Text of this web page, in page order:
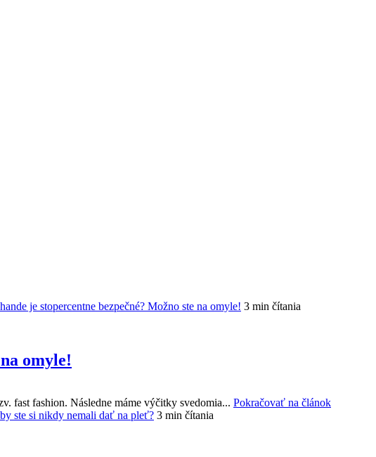
je stopercentne bezpečné? Možno ste na omyle! 3 min čítania
omyle!
fast fashion. Následne máme výčitky svedomia... Pokračovať na článok
ste si nikdy nemali dať na pleť? 3 min čítania